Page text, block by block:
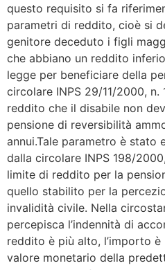
questo requisito si fa
parametri di reddito, cioè si
genitore deceduto i figli
che abbiano un reddito
legge per beneficiare della
circolare INPS 29/11/2000,
reddito che il disabile non
pensione di reversibilità
annui.Tale parametro è stato
dalla circolare INPS 198/
limite di reddito per la
quello stabilito per la
invalidità civile. Nella
percepisca l’indennità di
reddito è più alto, l’importo
valore monetario della